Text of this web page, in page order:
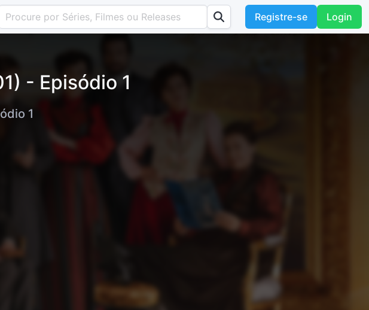
Registre-se Login
- Episódio 1
1